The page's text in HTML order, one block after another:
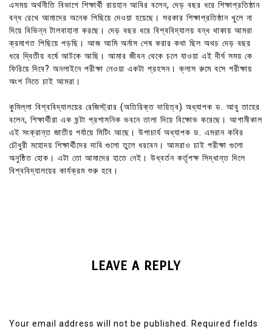
এসময় অর্থনীতি বিভাগে শিক্ষার্থী রায়হান আবির বলেন, দেড় বছর ধরে শিক্ষাপ্রতিষ্ঠান
বন্ধ রেখে আমাদের অনেক পিছিয়ে দেওয়া হয়েছে। সরকার শিক্ষাপ্রতিষ্ঠান খুলে না
দিয়ে বিভিন্ন টালবাহানা করছে। দেড় বছর ধরে বিশ্ববিদ্যালয় বন্ধ থাকায় আমরা
ক্রমাগত পিছিয়ে পড়ছি। আজ আমি অর্নাস শেষ করার কথা ছিল অথচ দেড় বছর
ধরে দ্বিতীয় বর্ষে আটকে আছি। আমার জীবন থেকে চলে যাওয়া এই দীর্ঘ সময় কে
ফিরিয়ে দিবে? অনলাইনে পরীক্ষা নেওয়া একটা প্রহসন। ক্লাস রুমে বসে পরীক্ষায়
অংশ নিতে চাই আমরা।
কুমিল্লা বিশ্ববিদ্যালয়ের রেজিস্ট্রার (অতিরিক্ত দায়িত্ব) অধ্যাপক ড. আবু তাহের
বলেন, শিক্ষার্থীরা এক ঘন্টা প্রশাসনিক ভবনে তালা দিয়ে বিক্ষোভ করেছে। আগামীকাল
এই সংক্রান্ত জাতীয় পর্যায়ে মিটিং আছে। উপাচার্য অধ্যাপক ড. এমরান কবির
চৌধুরী মহোদয় শিক্ষার্থীদের দাবি গুলো তুলে ধরবেন। আমরাও চাই পরীক্ষা গুলো
অনুষ্ঠিত হোক। এটা তো আমাদের হাতে নেই। উধ্বর্তন কর্তৃপক্ষ সিদ্ধান্ত দিলে
বিশ্ববিদ্যালয়ের কার্যক্রম শুরু হবে।
LEAVE A REPLY
Your email address will not be published.
Required fields